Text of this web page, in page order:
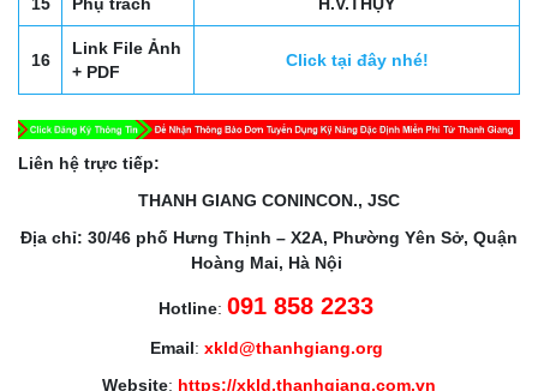
15 Phụ trách H.V.THỤY
16
Link File Ảnh
+ PDF
Click tại đây nhé!
Liên hệ trực tiếp:
THANH GIANG CONINCON., JSC
Địa chỉ: 30/46 phố Hưng Thịnh – X2A, Phường Yên Sở, Quận
Hoàng Mai, Hà Nội
Hotline: 091 858 2233
Email: xkld@thanhgiang.org
Website: https://xkld.thanhgiang.com.vn